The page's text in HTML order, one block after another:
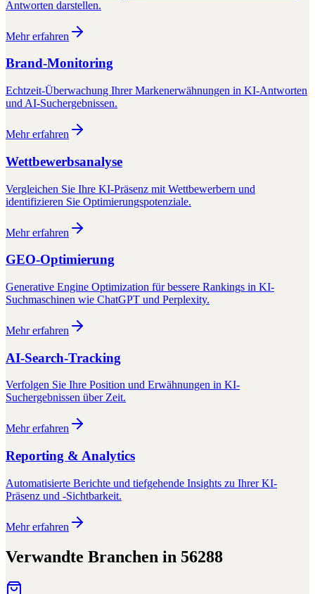
Antworten darstellen.
Mehr erfahren
Brand-Monitoring
Echtzeit-Überwachung Ihrer Markenerwähnungen in KI-Antworten
und AI-Suchergebnissen.
Mehr erfahren
Wettbewerbsanalyse
Vergleichen Sie Ihre KI-Präsenz mit Wettbewerbern und
identifizieren Sie Optimierungspotenziale.
Mehr erfahren
GEO-Optimierung
Generative Engine Optimization für bessere Rankings in KI-
Suchmaschinen wie ChatGPT und Perplexity.
Mehr erfahren
AI-Search-Tracking
Verfolgen Sie Ihre Position und Erwähnungen in KI-
Suchergebnissen über Zeit.
Mehr erfahren
Reporting & Analytics
Automatisierte Berichte und tiefgehende Insights zu Ihrer KI-
Präsenz und -Sichtbarkeit.
Mehr erfahren
Verwandte Branchen in 56288